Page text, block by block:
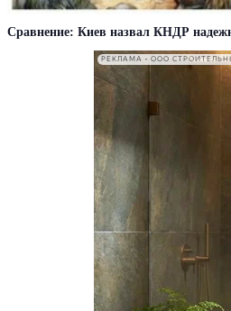
Сравнение: Киев назвал КНДР